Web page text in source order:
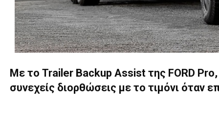
Με το Trailer Backup Assist της FORD
συνεχείς διορθώσεις με το τιμόνι όταν